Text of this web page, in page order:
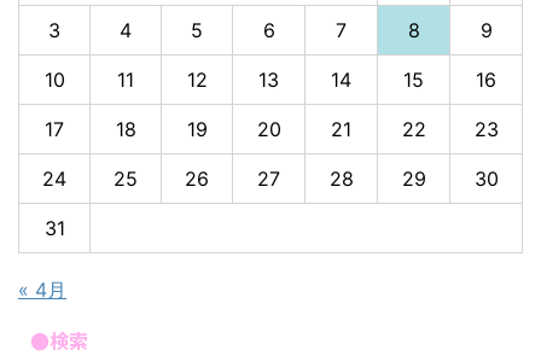
3 4 5 6 7 8 9
10 11 12 13 14 15 16
17 18 19 20 21 22 23
24 25 26 27 28 29 30
31
« 4月
●検索